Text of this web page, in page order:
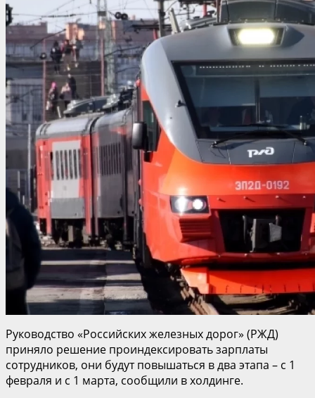
Руководство «Российских железных дорог» (РЖД)
приняло решение проиндексировать зарплаты
сотрудников, они будут повышаться в два этапа – с 1
февраля и с 1 марта, сообщили в холдинге.